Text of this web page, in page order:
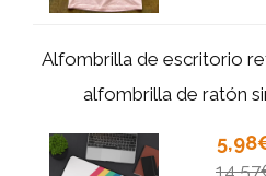
Alfombrilla de escritorio
alfombrilla de ratón